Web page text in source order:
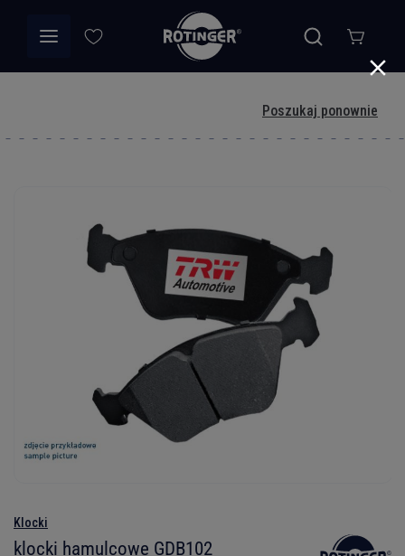
Poszukaj ponownie
Klocki
klocki hamulcowe GDB102